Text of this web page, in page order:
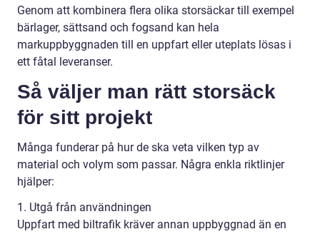
Genom att kombinera flera olika storsäckar till exempel
bärlager, sättsand och fogsand kan hela
markuppbyggnaden till en uppfart eller uteplats lösas i
ett fåtal leveranser.
Så väljer man rätt storsäck
för sitt projekt
Många funderar på hur de ska veta vilken typ av
material och volym som passar. Några enkla riktlinjer
hjälper:
1. Utgå från användningen
Uppfart med biltrafik kräver annan uppbyggnad än en